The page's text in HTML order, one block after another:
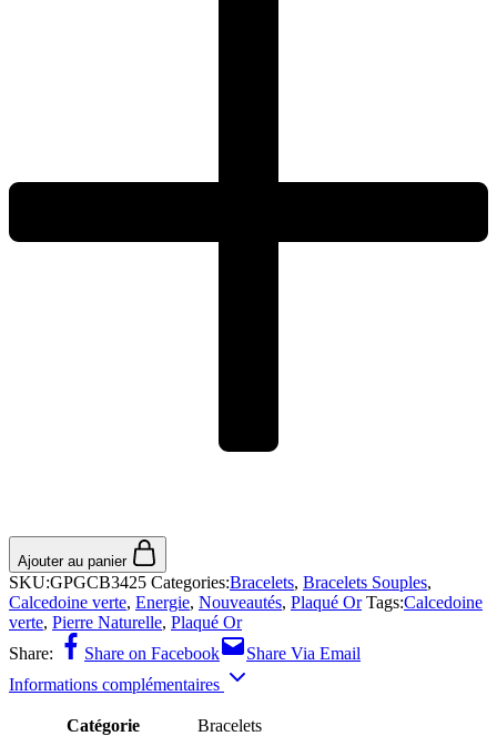
Ajouter au panier
SKU:GPGCB3425 Categories:Bracelets, Bracelets Souples,
Calcedoine verte, Energie, Nouveautés, Plaqué Or Tags:Calcedoine
verte, Pierre Naturelle, Plaqué Or
Share:
Share on Facebook
Share Via Email
Informations complémentaires
Catégorie Bracelets